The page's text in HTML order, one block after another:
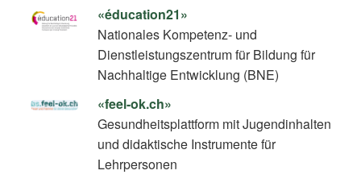
«éducation21»
Nationales Kompetenz- und
Dienstleistungszentrum für Bildung für
Nachhaltige Entwicklung (BNE)
«feel-ok.ch»
Gesundheitsplattform mit Jugendinhalten
und didaktische Instrumente für
Lehrpersonen